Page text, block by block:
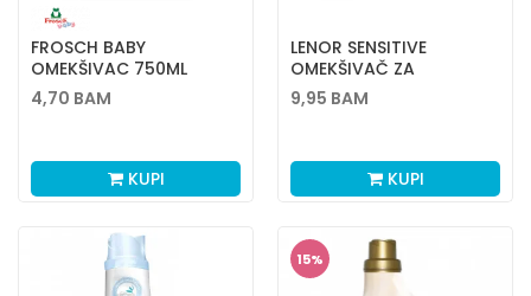
FROSCH BABY
OMEKŠIVAC 750ML
NOVO
4,70 BAM
KUPI
LENOR SENSITIVE
OMEKŠIVAČ ZA
VEŠ,1200ML (48PRANJA)
9,95 BAM
KUPI
15%